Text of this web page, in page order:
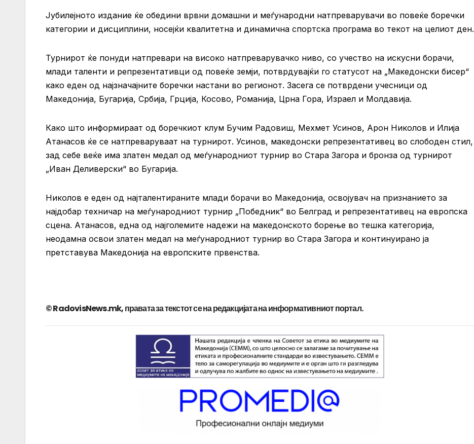
Јубилејното издание ќе обедини врвни домашни и меѓународни натпреварувачи во повеќе боречки
категории и дисциплини, носејќи квалитетна и динамична спортска програма во текот на целиот ден.
Турнирот ќе понуди натпревари на високо натпреварувачко ниво, со учество на искусни борачи,
млади таленти и репрезентативци од повеќе земји, потврдувајќи го статусот на „Македонски бисер“
како еден од најзначајните боречки настани во регионот. Засега се потврдени учесници од
Македонија, Бугарија, Србија, Грција, Косово, Романија, Црна Гора, Израел и Молдавија.
Како што информираат од боречкиот клум Бучим Радовиш, Мехмет Усинов, Арон Николов и Илија
Атанасов ќе се натпреваруваат на турнирот. Усинов, македонски репрезентативец во слободен стил,
зад себе веќе има златен медал од меѓународниот турнир во Стара Загора и бронза од турнирот
„Иван Деливерски“ во Бугарија.
Николов е еден од најталентираните млади борачи во Македонија, освојувач на признанието за
најдобар техничар на меѓународниот турнир „Победник“ во Белград и репрезентативец на европска
сцена. Атанасов, една од најголемите надежи на македонското борење во тешка категорија,
неодамна освои златен медал на меѓународниот турнир во Стара Загора и континуирано ја
претставува Македонија на европските првенства.
© RadovisNews.mk, правата за текстот се на редакцијата на информативниот портал.